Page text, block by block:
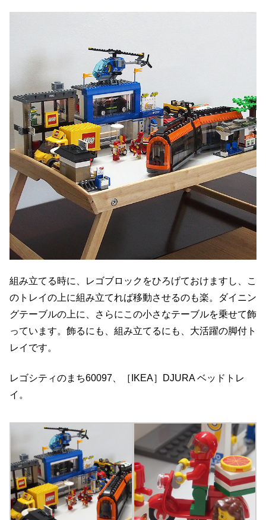
組み立てる時に、レゴブロックをひろげておけますし、こ
のトレイの上に組み立てれば移動させるのも楽。ダイニン
グテーブルの上に、さらにこの小さなテーブルを乗せて飾
っています。飾るにも、組み立てるにも、大活躍の脚付ト
レイです。
レゴシティのまち60097、［IKEA］DJURA ベッドトレ
イ。